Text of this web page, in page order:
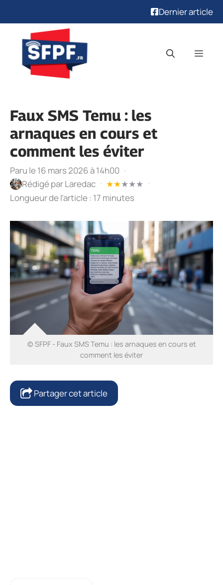
Dernier article
contenu
Faux SMS Temu : les
arnaques en cours et
comment les éviter
Paru le 16 mars 2026 à 14h00 ·
Rédigé parLaredac · ★★★★★ ·
Longueur de l’article : 17 minutes
© SFPF - Faux SMS Temu : les arnaques en cours et
comment les éviter
Partager cet article